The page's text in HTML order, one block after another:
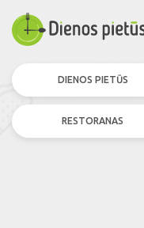
DIENOS PIETŪS
RESTORANAS